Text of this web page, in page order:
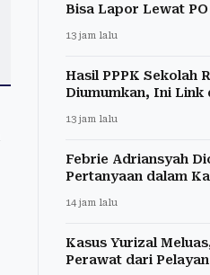
Bisa Lapor Lewat
13 jam lalu
Hasil PPPK Sekolah
Diumumkan, Ini Link
13 jam lalu
Febrie Adriansyah
Pertanyaan dalam
14 jam lalu
Kasus Yurizal
Perawat dari